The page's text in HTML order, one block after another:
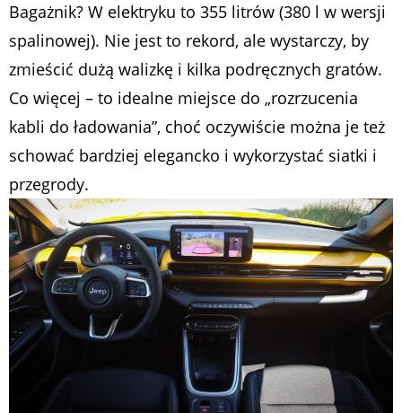
Bagażnik? W elektryku to 355 litrów (380 l w wersji
spalinowej). Nie jest to rekord, ale wystarczy, by
zmieścić dużą walizkę i kilka podręcznych gratów.
Co więcej – to idealne miejsce do „rozrzucenia
kabli do ładowania”, choć oczywiście można je też
schować bardziej elegancko i wykorzystać siatki i
przegrody.